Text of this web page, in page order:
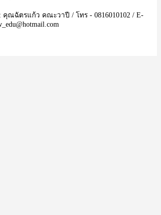
คุณฉัตรแก้ว คณะวาปี / โทร - 0816010102 / E-